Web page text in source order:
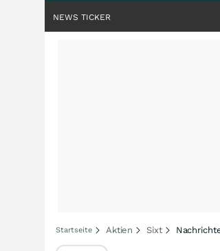
NEWS TICKER
Startseite Aktien Sixt